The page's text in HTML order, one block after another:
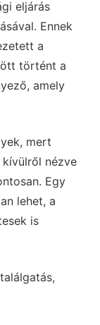
eljárás
Ennek
a
történt a
amely
mert
nézve
Egy
lehet, a
is